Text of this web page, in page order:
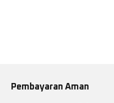
Pembayaran Aman